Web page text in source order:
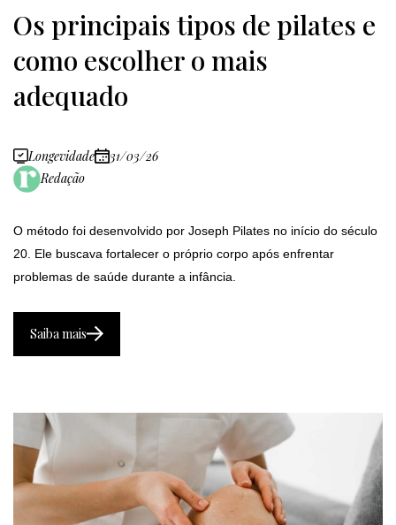
Os principais tipos de pilates e
como escolher o mais
adequado
Longevidade
31/03/26
Redação
O método foi desenvolvido por Joseph Pilates no início do século
20. Ele buscava fortalecer o próprio corpo após enfrentar
problemas de saúde durante a infância.
Saiba mais